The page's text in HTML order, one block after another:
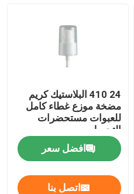
24 410 البلاستيك كريم
مضخة موزع غطاء كامل
للعبوات مستحضرات
التجميل
افضل سعر
اتصل بنا